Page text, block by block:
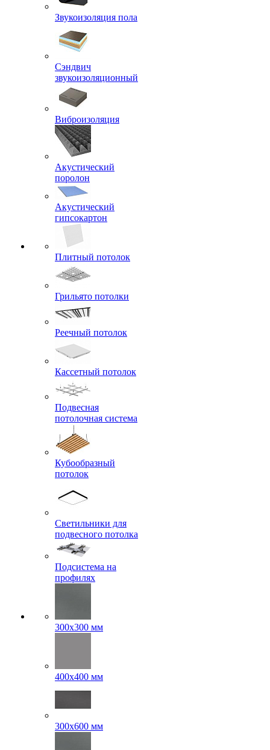
Звукоизоляция пола
Сэндвич
звукоизоляционный
Виброизоляция
Акустический
поролон
Акустический
гипсокартон
Плитный потолок
Грильято потолки
Реечный потолок
Кассетный потолок
Подвесная
потолочная система
Кубообразный
потолок
Светильники для
подвесного потолка
Подсистема на
профилях
300x300 мм
400х400 мм
300x600 мм